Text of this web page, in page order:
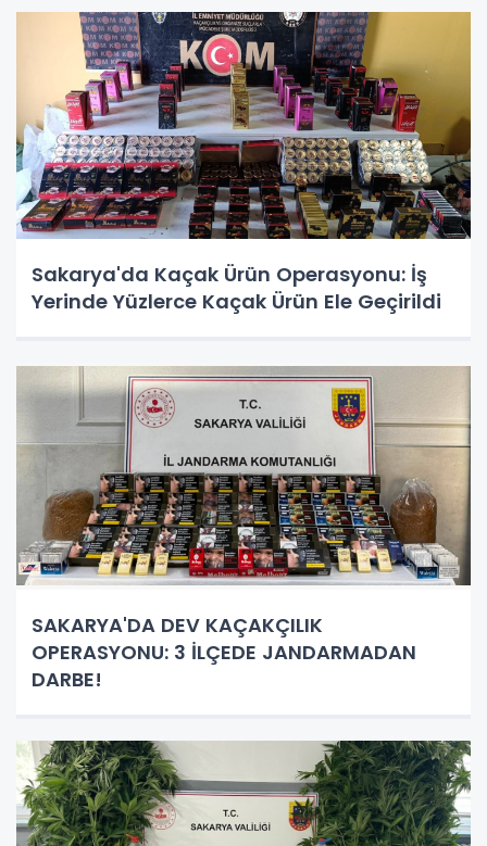
Sakarya'da Kaçak Ürün Operasyonu: İş
Yerinde Yüzlerce Kaçak Ürün Ele Geçirildi
SAKARYA'DA DEV KAÇAKÇILIK
OPERASYONU: 3 İLÇEDE JANDARMADAN
DARBE!